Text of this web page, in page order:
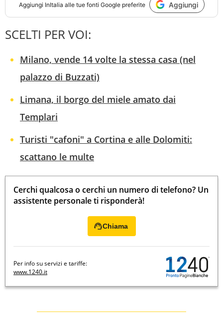
Aggiungi InItalia alle tue fonti Google preferite Aggiungi
SCELTI PER VOI:
Milano, vende 14 volte la stessa casa (nel
palazzo di Buzzati)
Limana, il borgo del miele amato dai
Templari
Turisti "cafoni" a Cortina e alle Dolomiti:
scattano le multe
Cerchi qualcosa o cerchi un numero di telefono? Un
assistente personale ti risponderà!
Chiama
Per info su servizi e tariffe:
www.1240.it